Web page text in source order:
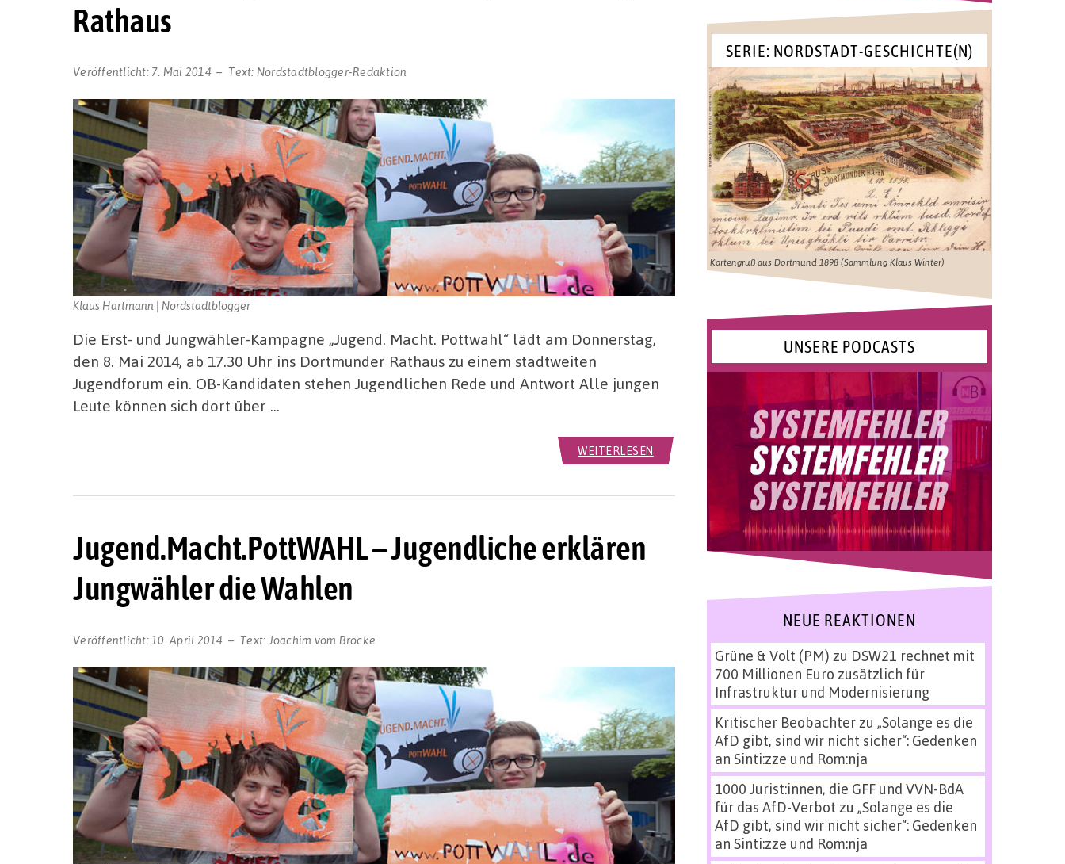
Rathaus
Veröffentlicht: 7. Mai 2014 Text: Nordstadtblogger-Redaktion
Klaus Hartmann | Nordstadtblogger
Die Erst- und Jungwähler-Kampagne „Jugend. Macht. Pottwahl“ lädt am Donnerstag,
den 8. Mai 2014, ab 17.30 Uhr ins Dortmunder Rathaus zu einem stadtweiten
Jugendforum ein. OB-Kandidaten stehen Jugendlichen Rede und Antwort Alle jungen
Leute können sich dort über …
WEITERLESEN
Jugend.Macht.PottWAHL – Jugendliche erklären
Jungwähler die Wahlen
Veröffentlicht: 10. April 2014 Text: Joachim vom Brocke
SERIE: NORDSTADT-GESCHICHTE(N)
Kartengruß aus Dortmund 1898 (Sammlung Klaus Winter)
UNSERE PODCASTS
NEUE REAKTIONEN
Grüne & Volt (PM) zu DSW21 rechnet mit
700 Millionen Euro zusätzlich für
Infrastruktur und Modernisierung
Kritischer Beobachterzu „Solange es die
AfD gibt, sind wir nicht sicher“: Gedenken
an Sinti:zze und Rom:nja
1000 Jurist:innen, die GFF und VVN-BdA
für das AfD-Verbot zu „Solange es die
AfD gibt, sind wir nicht sicher“: Gedenken
an Sinti:zze und Rom:nja